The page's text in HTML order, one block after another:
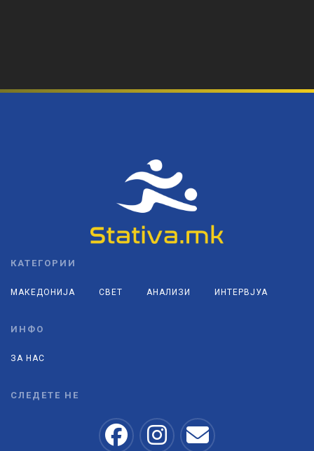
КАТЕГОРИИ
МАКЕДОНИЈА СВЕТ АНАЛИЗИ ИНТЕРВЈУА
ИНФО
ЗА НАС
СЛЕДЕТЕ НЕ